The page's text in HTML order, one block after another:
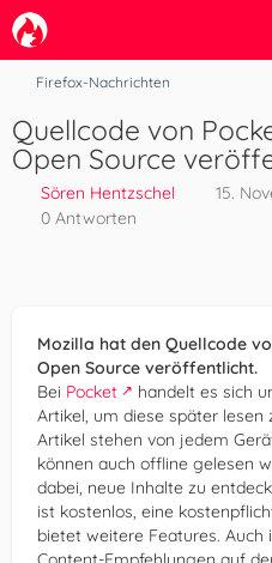
Firefox-Nachrichten
Quellcode von
Open Source
Sören Hentzschel
15.
0 Antworten
Mozilla hat den Quellcode
Open Source veröffentlicht.
Bei Pocket
handelt es sich
Artikel, um diese später lesen
Artikel stehen von jedem
können auch offline gelesen
dabei, neue Inhalte zu
ist kostenlos, eine
bietet weitere Features. Auch